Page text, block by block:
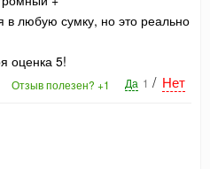
в любую сумку, но это реально
оценка 5!
Да 1 / Нет
Отзыв полезен?+1